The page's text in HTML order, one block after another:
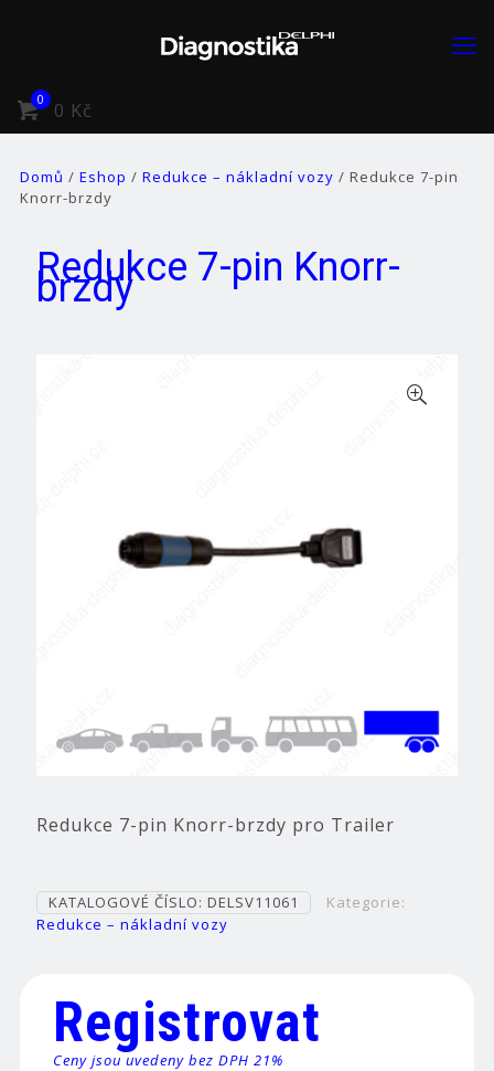
0 0 Kč
Domů / Eshop / Redukce – nákladní vozy / Redukce 7-pin
Knorr-brzdy
Redukce 7-pin Knorr-
brzdy
Redukce 7-pin Knorr-brzdy pro Trailer
KATALOGOVÉ ČÍSLO: DELSV11061
Kategorie:
Redukce – nákladní vozy
Registrovat
Ceny jsou uvedeny bez DPH 21%